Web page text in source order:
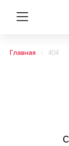
Главная 404